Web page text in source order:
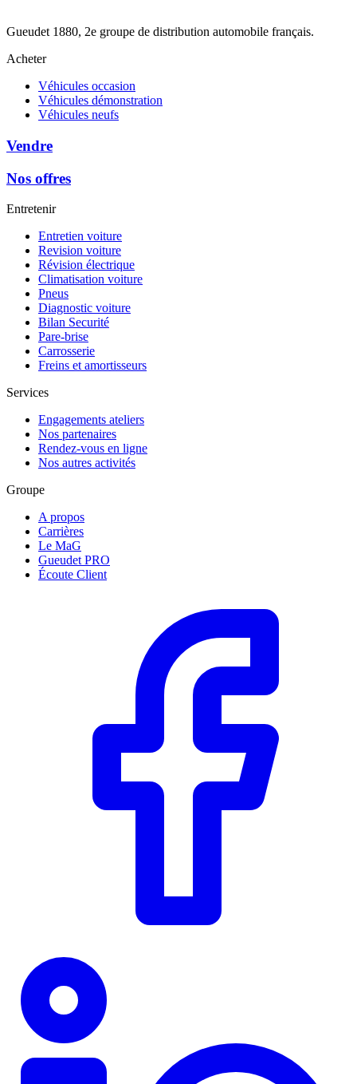
Gueudet 1880, 2e groupe de distribution automobile français.
Acheter
Véhicules occasion
Véhicules démonstration
Véhicules neufs
Vendre
Nos offres
Entretenir
Entretien voiture
Revision voiture
Révision électrique
Climatisation voiture
Pneus
Diagnostic voiture
Bilan Securité
Pare-brise
Carrosserie
Freins et amortisseurs
Services
Engagements ateliers
Nos partenaires
Rendez-vous en ligne
Nos autres activités
Groupe
A propos
Carrières
Le MaG
Gueudet PRO
Écoute Client